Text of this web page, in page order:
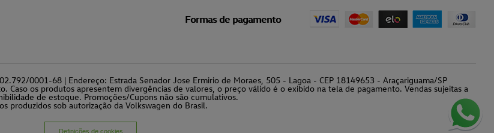
Formas de pagamento
0001-68 | Endereço: Estrada Senador Jose Ermirio de Moraes, 505 - Lagoa - CEP 18149653 - Araçariguama/SP
os produtos apresentem divergências de valores, o preço válido é o exibido na tela de pagamento. Vendas sujeitas a
de estoque. Promoções/Cupons não são cumulativos.
produzidos sob autorização da Volkswagen do Brasil.
Definições de cookies